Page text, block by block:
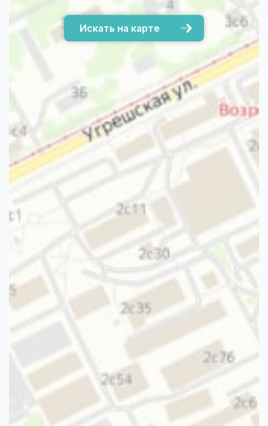
Искать на карте